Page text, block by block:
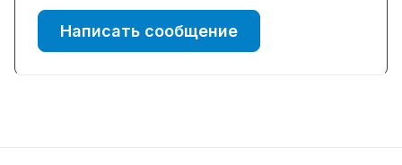
Написать сообщение